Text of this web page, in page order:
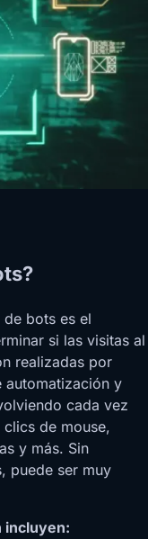
bots es el
si las visitas al
realizadas por
automatización y
cada vez
de mouse,
y más. Sin
puede ser muy
incluyen: